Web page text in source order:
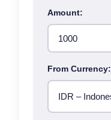
Amount:
From Currency: